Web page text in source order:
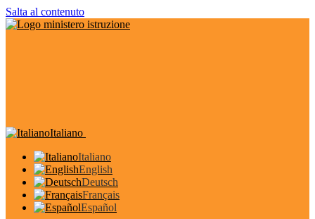
Salta al contenuto
Italiano
Italiano
English
Deutsch
Français
Español